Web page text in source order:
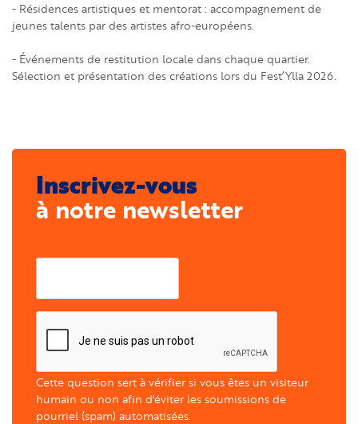
- Résidences artistiques et mentorat : accompagnement de
jeunes talents par des artistes afro-européens.
- Événements de restitution locale dans chaque quartier.
Sélection et présentation des créations lors du Fest’Ylla 2026.
Inscrivez-vous
à notre newsletter
Cette question sert à vérifier si vous êtes un visiteur
humain ou non afin d'éviter les soumissions de
pourriel (spam) automatisées.